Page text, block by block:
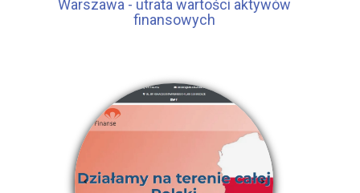
Warszawa - utrata wartości aktywów
finansowych